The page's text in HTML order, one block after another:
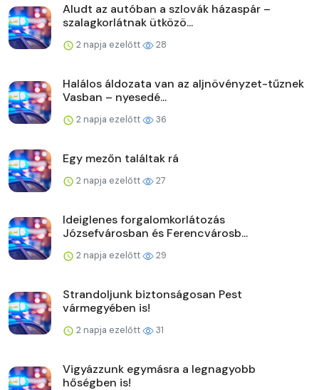
Aludt az autóban a szlovák házaspár –
szalagkorlátnak ütközö...
2 napja ezelőtt 28
Halálos áldozata van az aljnövényzet-tűznek
Vasban – nyesedé...
2 napja ezelőtt 36
Egy mezőn találtak rá
2 napja ezelőtt 27
Ideiglenes forgalomkorlátozás
Józsefvárosban és Ferencvárosb...
2 napja ezelőtt 29
Strandoljunk biztonságosan Pest
vármegyében is!
2 napja ezelőtt 31
Vigyázzunk egymásra a legnagyobb
hőségben is!